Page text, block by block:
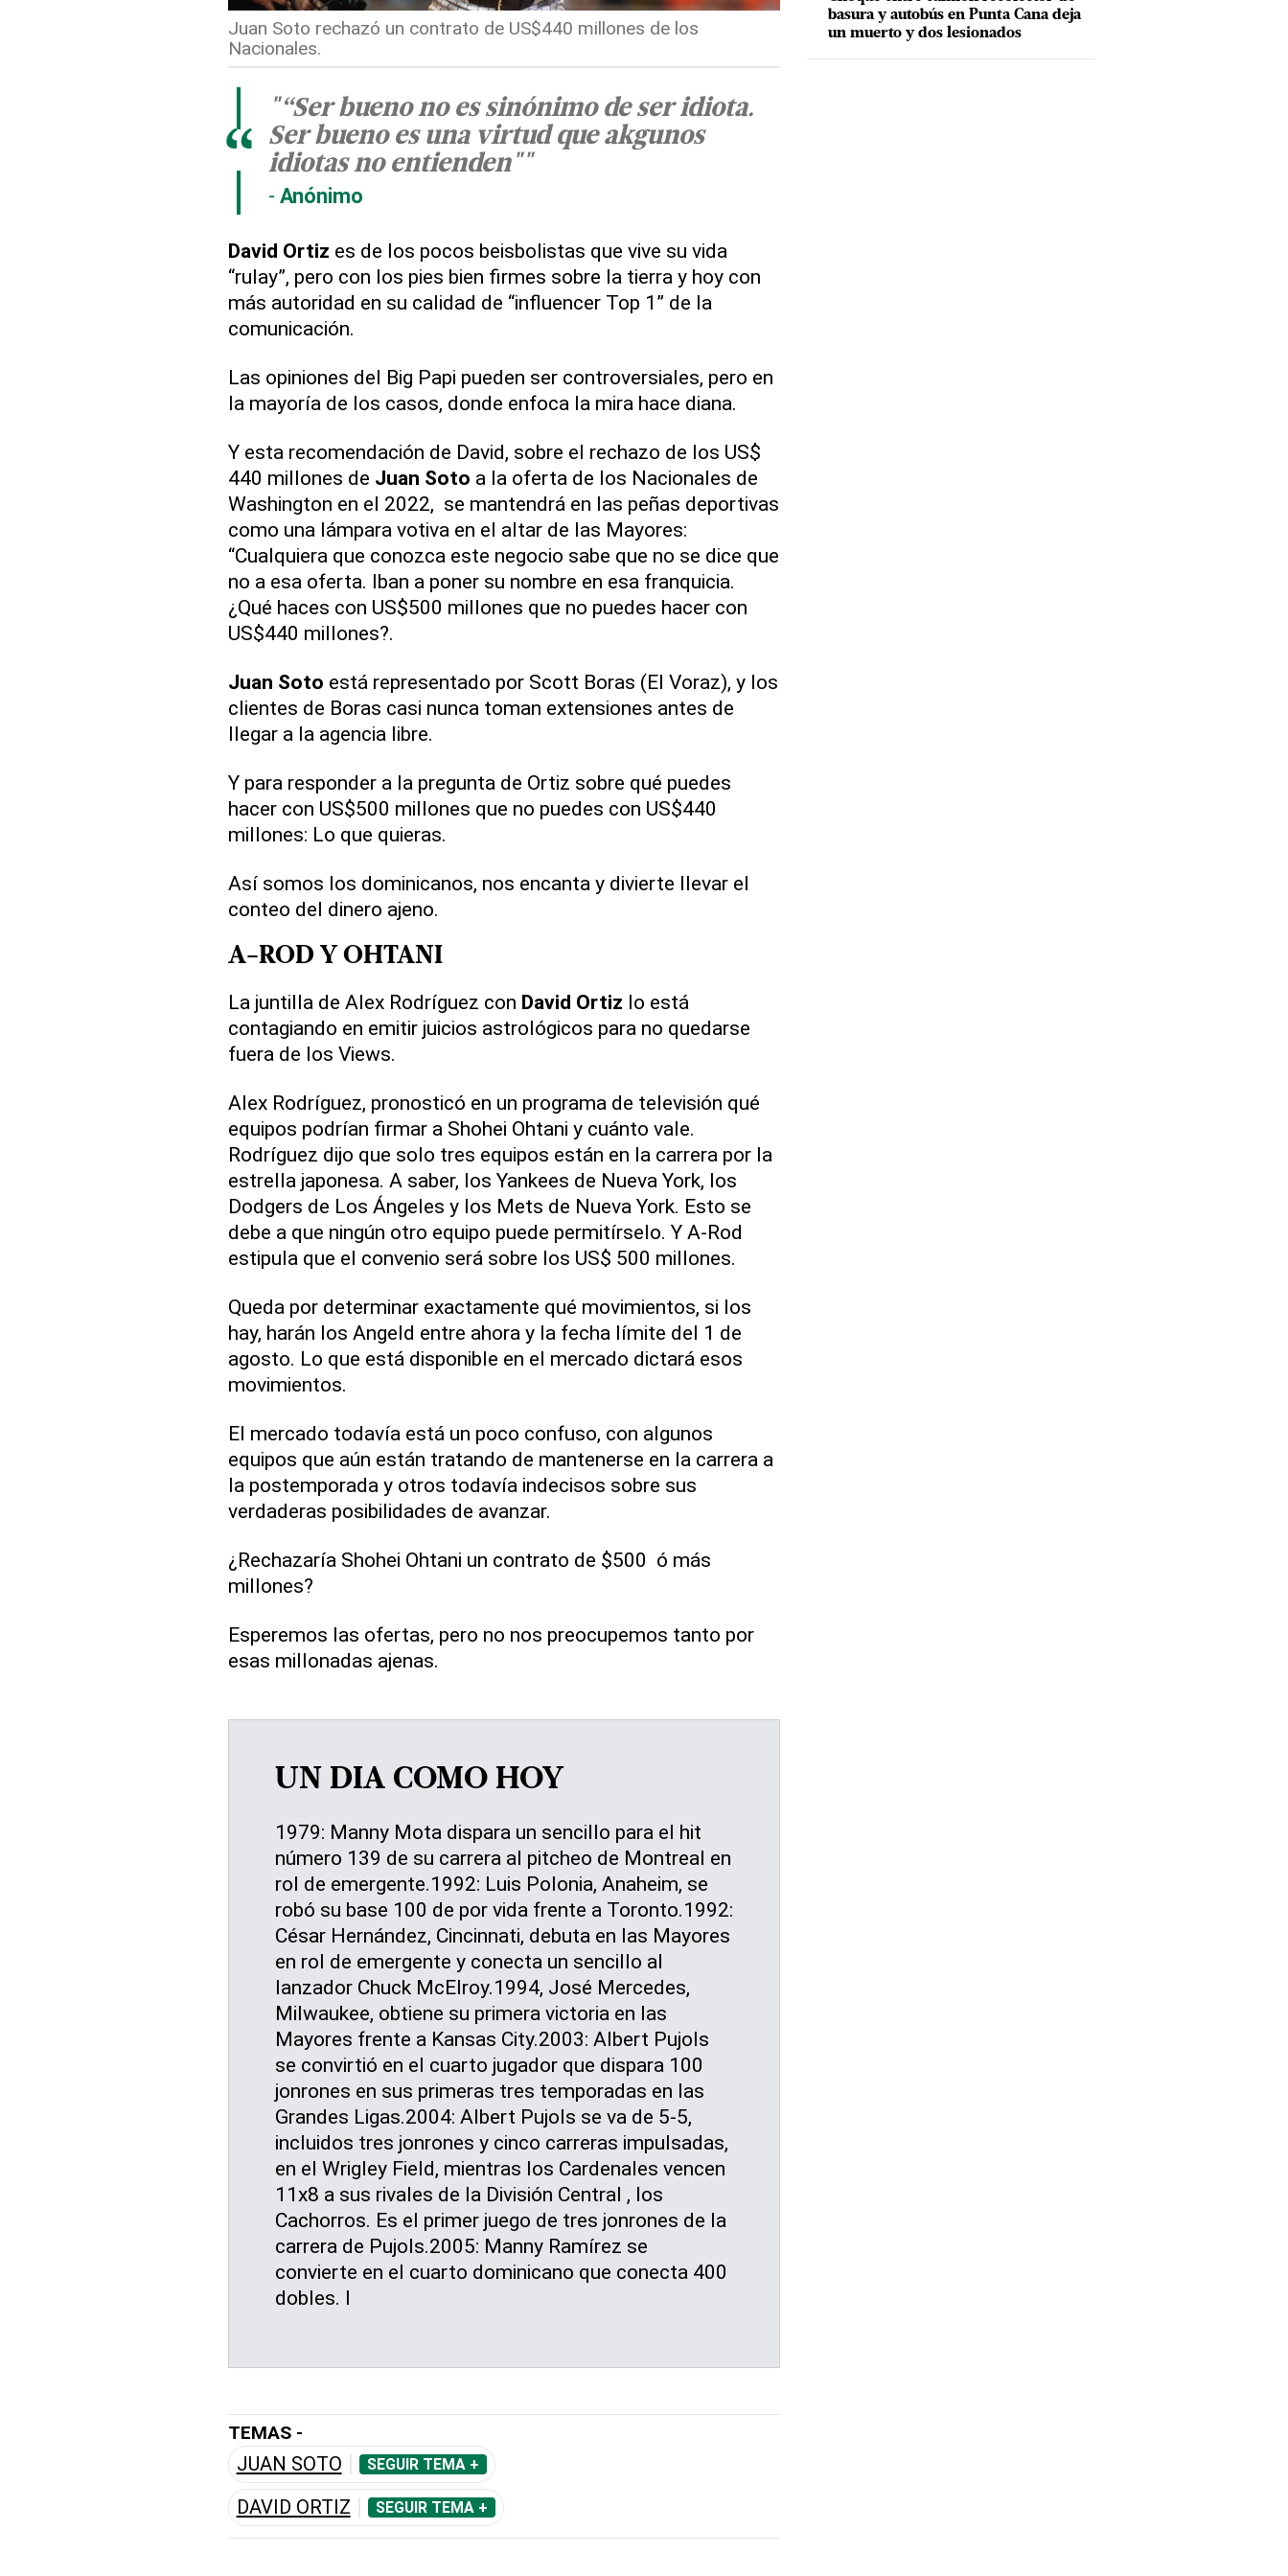
Juan Soto rechazó un contrato de US$440 millones de los
Nacionales.
"“Ser bueno no es sinónimo de ser idiota.
Ser bueno es una virtud que akgunos
idiotas no entienden""
Anónimo
“
David Ortiz es de los pocos beisbolistas que vive su vida
“rulay”, pero con los pies bien firmes sobre la tierra y hoy con
más autoridad en su calidad de “influencer Top 1” de la
comunicación.
Las opiniones del Big Papi pueden ser controversiales, pero en
la mayoría de los casos, donde enfoca la mira hace diana.
Y esta recomendación de David, sobre el rechazo de los US$
440 millones de Juan Soto a la oferta de los Nacionales de
Washington en el 2022, se mantendrá en las peñas deportivas
como una lámpara votiva en el altar de las Mayores:
“Cualquiera que conozca este negocio sabe que no se dice que
no a esa oferta. Iban a poner su nombre en esa franquicia.
¿Qué haces con US$500 millones que no puedes hacer con
US$440 millones?.
Juan Soto está representado por Scott Boras (El Voraz), y los
clientes de Boras casi nunca toman extensiones antes de
llegar a la agencia libre.
Y para responder a la pregunta de Ortiz sobre qué puedes
hacer con US$500 millones que no puedes con US$440
millones: Lo que quieras.
Así somos los dominicanos, nos encanta y divierte llevar el
conteo del dinero ajeno.
A-ROD Y OHTANI
La juntilla de Alex Rodríguez con David Ortiz lo está
contagiando en emitir juicios astrológicos para no quedarse
fuera de los Views.
Alex Rodríguez, pronosticó en un programa de televisión qué
equipos podrían firmar a Shohei Ohtani y cuánto vale.
Rodríguez dijo que solo tres equipos están en la carrera por la
estrella japonesa. A saber, los Yankees de Nueva York, los
Dodgers de Los Ángeles y los Mets de Nueva York. Esto se
debe a que ningún otro equipo puede permitírselo. Y A-Rod
estipula que el convenio será sobre los US$ 500 millones.
Queda por determinar exactamente qué movimientos, si los
hay, harán los Angeld entre ahora y la fecha límite del 1 de
agosto. Lo que está disponible en el mercado dictará esos
movimientos.
El mercado todavía está un poco confuso, con algunos
equipos que aún están tratando de mantenerse en la carrera a
la postemporada y otros todavía indecisos sobre sus
verdaderas posibilidades de avanzar.
¿Rechazaría Shohei Ohtani un contrato de $500 ó más
millones?
Esperemos las ofertas, pero no nos preocupemos tanto por
esas millonadas ajenas.
UN DIA COMO HOY
1979: Manny Mota dispara un sencillo para el hit
número 139 de su carrera al pitcheo de Montreal en
rol de emergente.1992: Luis Polonia, Anaheim, se
robó su base 100 de por vida frente a Toronto.1992:
César Hernández, Cincinnati, debuta en las Mayores
en rol de emergente y conecta un sencillo al
lanzador Chuck McElroy.1994, José Mercedes,
Milwaukee, obtiene su primera victoria en las
Mayores frente a Kansas City.2003: Albert Pujols
se convirtió en el cuarto jugador que dispara 100
jonrones en sus primeras tres temporadas en las
Grandes Ligas.2004: Albert Pujols se va de 5-5,
incluidos tres jonrones y cinco carreras impulsadas,
en el Wrigley Field, mientras los Cardenales vencen
11x8 a sus rivales de la División Central , los
Cachorros. Es el primer juego de tres jonrones de la
carrera de Pujols.2005: Manny Ramírez se
convierte en el cuarto dominicano que conecta 400
dobles. l
TEMAS -
JUAN SOTO SEGUIR TEMA +
DAVID ORTIZ SEGUIR TEMA +
basura y autobús en Punta Cana deja
un muerto y dos lesionados